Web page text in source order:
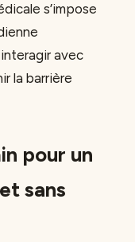
s’impose
avec
la barrière
pour un
sans